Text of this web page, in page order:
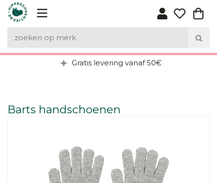
Gratis levering vanaf 50€
Barts handschoenen